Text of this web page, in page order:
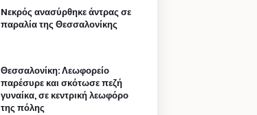
Nεκρός ανασύρθηκε άντρας σε
παραλία της Θεσσαλονίκης
Θεσσαλονίκη: Λεωφορείο
παρέσυρε και σκότωσε πεζή
γυναίκα, σε κεντρική λεωφόρο
της πόλης